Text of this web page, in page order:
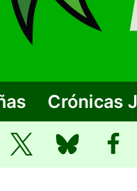
Crónicas